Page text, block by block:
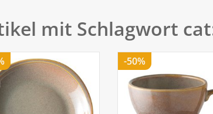
mit Schlagwort
-50%